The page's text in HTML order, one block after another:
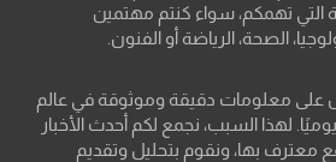
التي تهمكم، سواء كنتم مهتمين
الصحة، الرياضة أو الفنون.
على معلومات دقيقة وموثوقة في عالم
لهذا السبب، نجمع لكم أحدث الأخبار
بها، ونقوم بتحليل وتقديم